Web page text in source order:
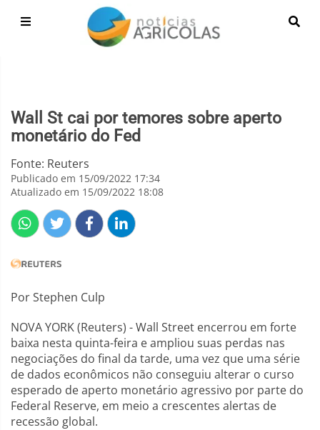
Wall St cai por temores sobre aperto
monetário do Fed
Fonte: Reuters
Publicado em 15/09/2022 17:34
Atualizado em 15/09/2022 18:08
Por Stephen Culp
NOVA YORK (Reuters) - Wall Street encerrou em forte
baixa nesta quinta-feira e ampliou suas perdas nas
negociações do final da tarde, uma vez que uma série
de dados econômicos não conseguiu alterar o curso
esperado de aperto monetário agressivo por parte do
Federal Reserve, em meio a crescentes alertas de
recessão global.